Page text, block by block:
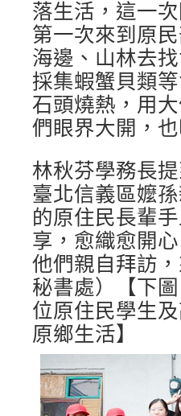
落生活，這一
第一次來到原
海邊、山林去
採集蝦蟹貝類
石頭燒熱，用
們眼界大開，
林秋芬學務長
臺北信義區嬤
的原住民長輩
享，愈織愈開
他們親自拜訪
秘書處）【下
位原住民學生
原鄉生活】